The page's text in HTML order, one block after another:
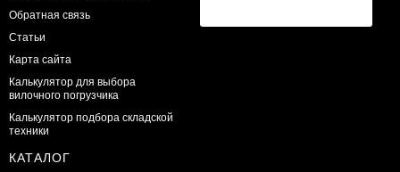
Обратная связь
Статьи
Карта сайта
Калькулятор для выбора
вилочного погрузчика
Калькулятор подбора складской
техники
КАТАЛОГ